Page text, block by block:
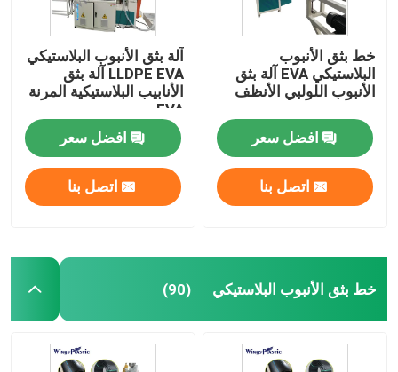
خط بثق الأنبوب
البلاستيكي EVA آلة بثق
الأنبوب اللولبي الأنظف
افضل سعر
اتصل بنا
آلة بثق الأنبوب البلاستيكي
LLDPE EVA آلة بثق
الأنابيب البلاستيكية المرنة
EVA
افضل سعر
اتصل بنا
خط بثق الأنبوب البلاستيكي (90)